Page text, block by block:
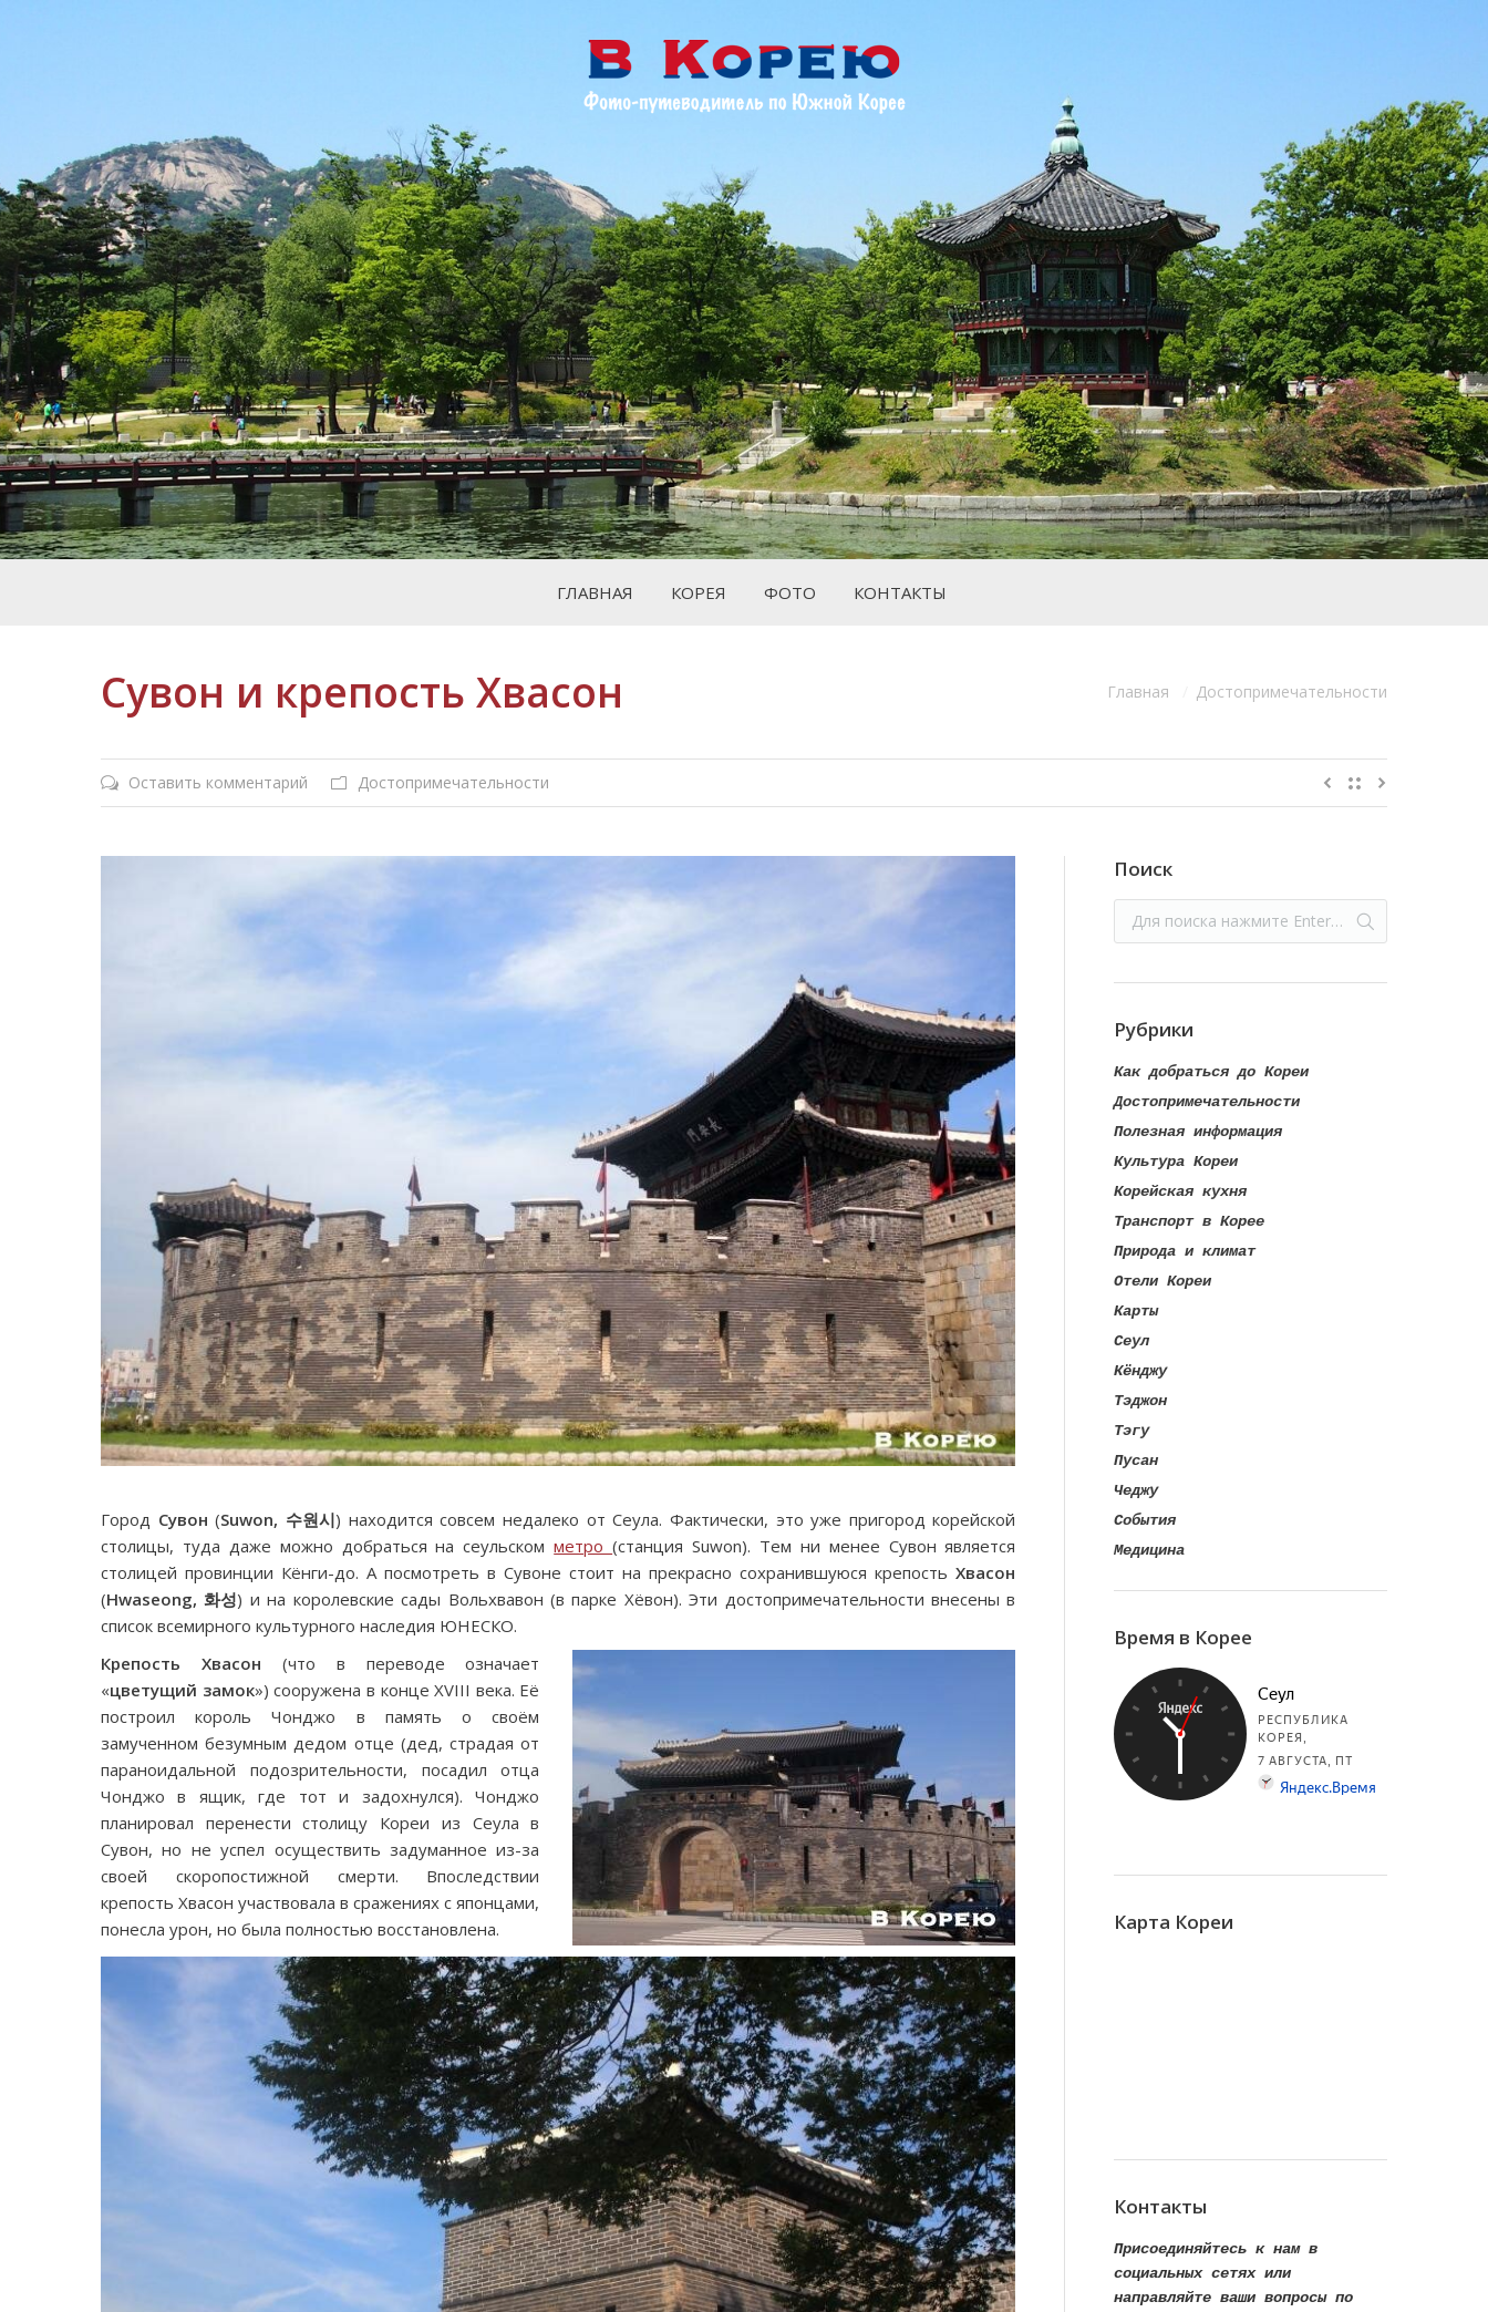
ГЛАВНАЯ КОРЕЯ ФОТО КОНТАКТЫ
Сувон и крепость Хвасон Главная Достопримечательности
Оставить комментарий Достопримечательности
Город Сувон (Suwon, 수원시) находится совсем недалеко от Сеула. Фактически, это уже пригород корейской
столицы, туда даже можно добраться на сеульскомметро(станция Suwon). Тем ни менее Сувон является
столицей провинции Кёнги-до. А посмотреть в Сувоне стоит на прекрасно сохранившуюся крепостьХвасон
(Hwaseong, 화성) и на королевские сады Вольхвавон (в парке Хёвон). Эти достопримечательности внесены в
список всемирного культурного наследия ЮНЕСКО.
Крепость Хвасон (что в переводе означает
«цветущий замок») сооружена в конце XVIII века. Её
построил король Чонджо в память о своём
замученном безумным дедом отце (дед, страдая от
параноидальной подозрительности, посадил отца
Чонджо в ящик, где тот и задохнулся). Чонджо
планировал перенести столицу Кореи из Сеула в
Сувон, но не успел осуществить задуманное из-за
своей скоропостижной смерти. Впоследствии
крепость Хвасон участвовала в сражениях с японцами,
понесла урон, но была полностью восстановлена.
Поиск
Рубрики
Как добраться до Кореи
Достопримечательности
Полезная информация
Культура Кореи
Корейская кухня
Транспорт в Корее
Природа и климат
Отели Кореи
Карты
Сеул
Кёнджу
Тэджон
Тэгу
Пусан
Чеджу
События
Медицина
Время в Корее
Карта Кореи
Контакты
Присоединяйтесь к нам в
социальных сетях или
направляйте ваши вопросы по